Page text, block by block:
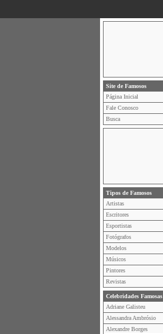
Site de Famosos
Página Inicial
Fale Conosco
Busca
Tipos de Famosos
Artistas
Escritores
Esportistas
Fotógrafos
Modelos
Músicos
Pintores
Revistas
Celebridades Famosas
Adriane Galisteu
Alessandra Ambrósio
Alexandre Borges